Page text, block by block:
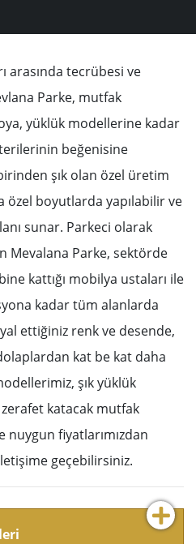
arasında tecrübesi ve
Parke, mutfak
yüklük modellerine kadar
beğenisine
şık olan özel üretim
boyutlarda yapılabilir ve
sunar. Parkeci olarak
Mevalana Parke, sektörde
kattığı mobilya ustaları ile
kadar tüm alanlarda
ettiğiniz renk ve desende,
kat be kat daha
şık yüklük
zerafet katacak mutfak
nuygun fiyatlarımızdan
geçebilirsiniz.